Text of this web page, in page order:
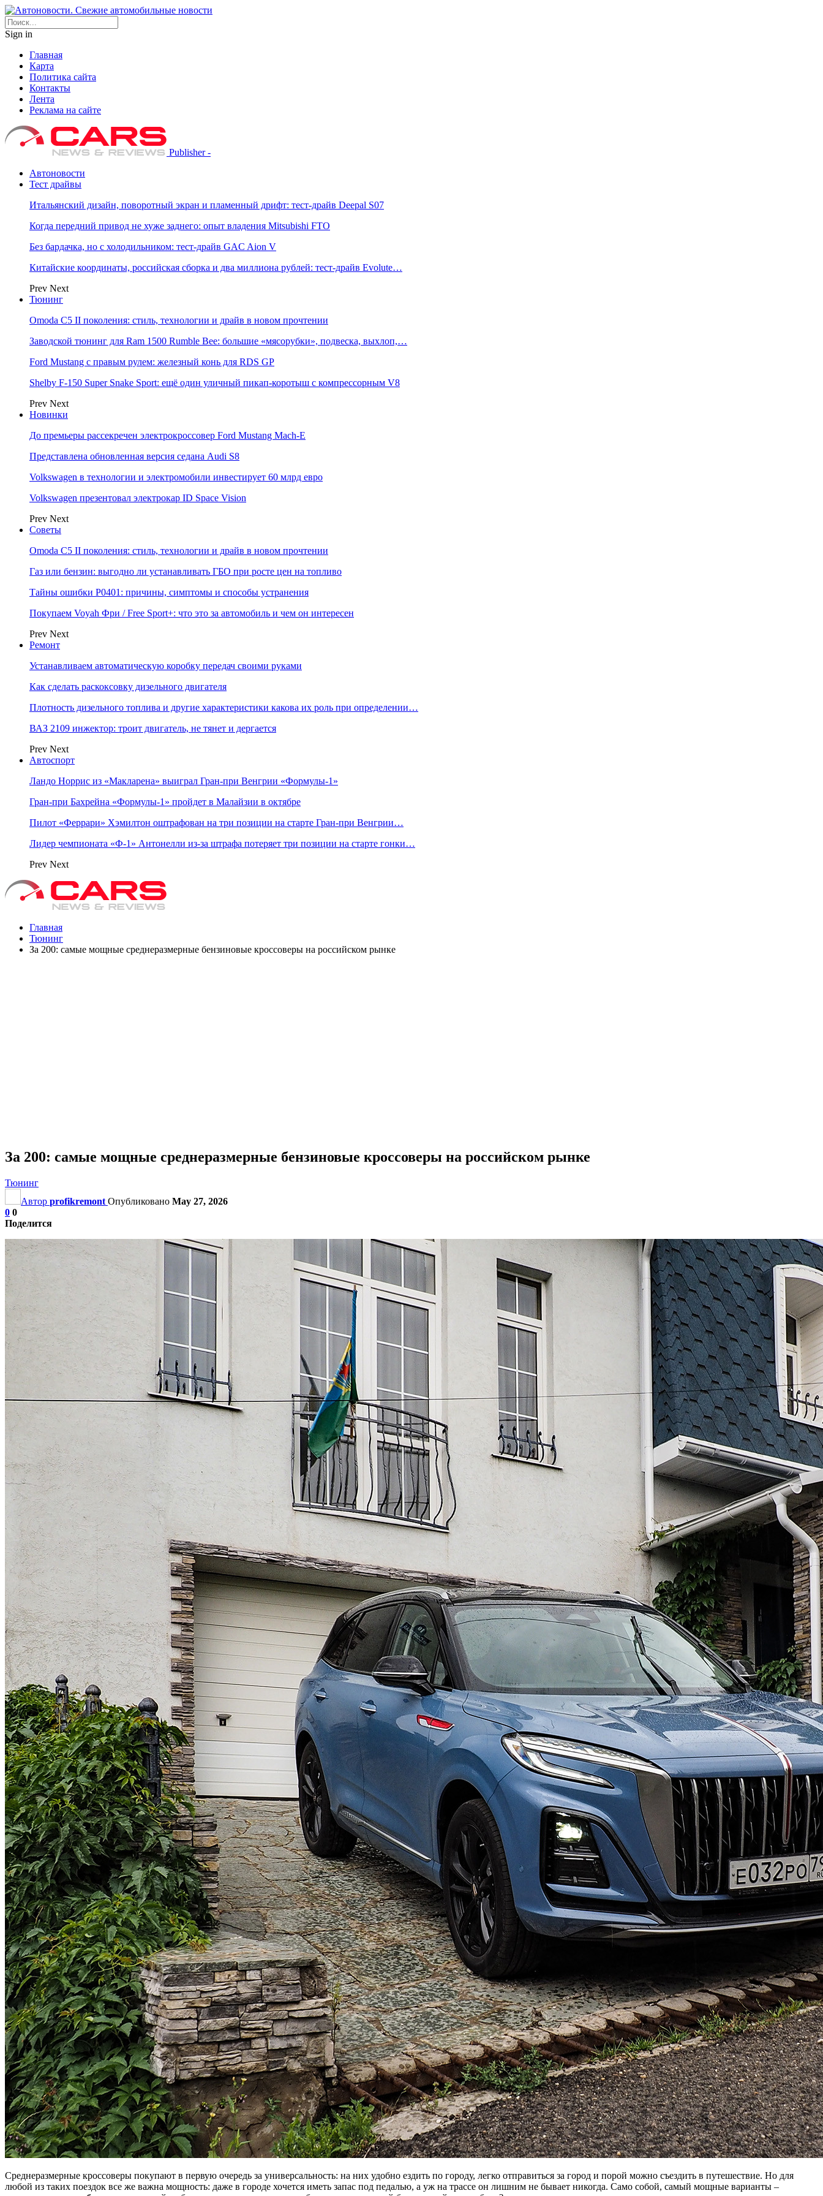
Sign in
Главная
Карта
Политика сайта
Контакты
Лента
Реклама на сайте
Publisher -
Автоновости
Тест драйвы
Итальянский дизайн, поворотный экран и пламенный дрифт: тест-драйв Deepal S07
Когда передний привод не хуже заднего: опыт владения Mitsubishi FTO
Без бардачка, но с холодильником: тест-драйв GAC Aion V
Китайские координаты, российская сборка и два миллиона рублей: тест-драйв Evolute…
Prev Next
Тюнинг
Omoda C5 II поколения: стиль, технологии и драйв в новом прочтении
Заводской тюнинг для Ram 1500 Rumble Bee: большие «мясорубки», подвеска, выхлоп,…
Ford Mustang с правым рулем: железный конь для RDS GP
Shelby F-150 Super Snake Sport: ещё один уличный пикап-коротыш с компрессорным V8
Prev Next
Новинки
До премьеры рассекречен электрокроссовер Ford Mustang Mach-E
Представлена обновленная версия седана Audi S8
Volkswagen в технологии и электромобили инвестирует 60 млрд евро
Volkswagen презентовал электрокар ID Space Vision
Prev Next
Советы
Omoda C5 II поколения: стиль, технологии и драйв в новом прочтении
Газ или бензин: выгодно ли устанавливать ГБО при росте цен на топливо
Тайны ошибки P0401: причины, симптомы и способы устранения
Покупаем Voyah Фри / Free Sport+: что это за автомобиль и чем он интересен
Prev Next
Ремонт
Устанавливаем автоматическую коробку передач своими руками
Как сделать раскоксовку дизельного двигателя
Плотность дизельного топлива и другие характеристики какова их роль при определении…
ВАЗ 2109 инжектор: троит двигатель, не тянет и дергается
Prev Next
Автоспорт
Ландо Норрис из «Макларена» выиграл Гран‑при Венгрии «Формулы‑1»
Гран‑при Бахрейна «Формулы‑1» пройдет в Малайзии в октябре
Пилот «Феррари» Хэмилтон оштрафован на три позиции на старте Гран‑при Венгрии…
Лидер чемпионата «Ф‑1» Антонелли из‑за штрафа потеряет три позиции на старте гонки…
Prev Next
Главная
Тюнинг
За 200: самые мощные среднеразмерные бензиновые кроссоверы на российском рынке
За 200: самые мощные среднеразмерные бензиновые кроссоверы на российском рынке
Тюнинг
Автор profikremont Опубликовано May 27, 2026
0 0
Поделится
Среднеразмерные кроссоверы покупают в первую очередь за универсальность: на них удобно ездить по городу, легко отправиться за город и порой можно съездить в путешествие. Но для
любой из таких поездок все же важна мощность: даже в городе хочется иметь запас под педалью, а уж на трассе он лишним не бывает никогда. Само собой, самый мощные варианты –